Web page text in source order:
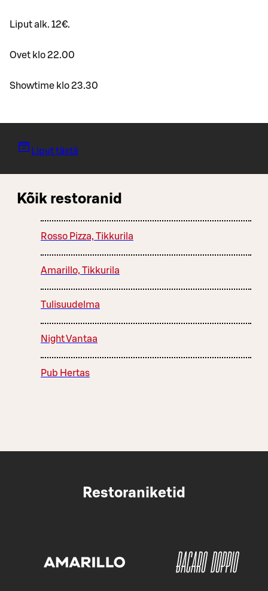
Liput alk. 12€.
Ovet klo 22.00
Showtime klo 23.30
Liput tästä
Kõik restoranid
Rosso Pizza, Tikkurila
Amarillo, Tikkurila
Tulisuudelma
Night Vantaa
Pub Hertas
Restoraniketid